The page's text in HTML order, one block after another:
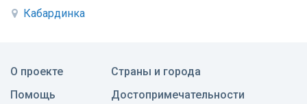
Кабардинка
О проекте
Помощь
Страны и города
Достопримечательности